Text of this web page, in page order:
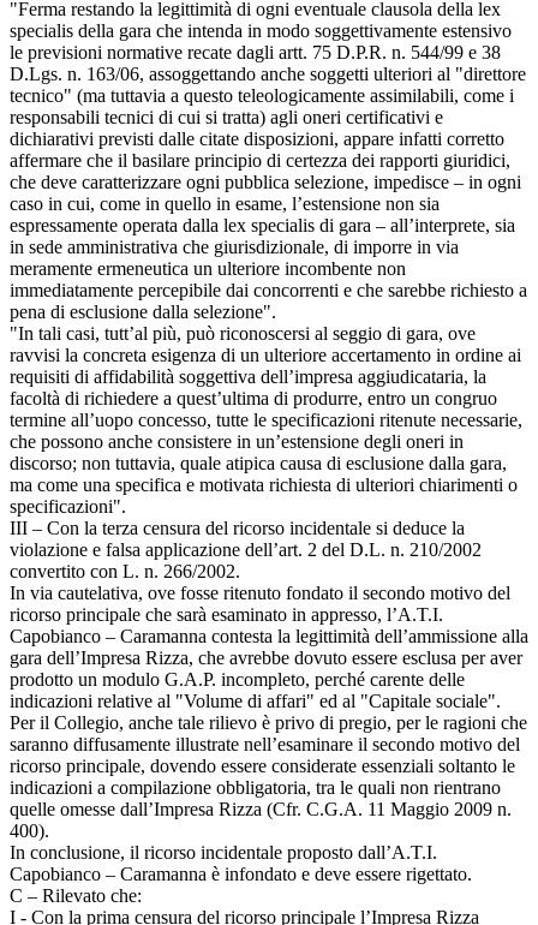
"Ferma restando la legittimità di ogni eventuale clausola della lex
specialis della gara che intenda in modo soggettivamente estensivo
le previsioni normative recate dagli artt. 75 D.P.R. n. 544/99 e 38
D.Lgs. n. 163/06, assoggettando anche soggetti ulteriori al "direttore
tecnico" (ma tuttavia a questo teleologicamente assimilabili, come i
responsabili tecnici di cui si tratta) agli oneri certificativi e
dichiarativi previsti dalle citate disposizioni, appare infatti corretto
affermare che il basilare principio di certezza dei rapporti giuridici,
che deve caratterizzare ogni pubblica selezione, impedisce – in ogni
caso in cui, come in quello in esame, l’estensione non sia
espressamente operata dalla lex specialis di gara – all’interprete, sia
in sede amministrativa che giurisdizionale, di imporre in via
meramente ermeneutica un ulteriore incombente non
immediatamente percepibile dai concorrenti e che sarebbe richiesto a
pena di esclusione dalla selezione".
"In tali casi, tutt’al più, può riconoscersi al seggio di gara, ove
ravvisi la concreta esigenza di un ulteriore accertamento in ordine ai
requisiti di affidabilità soggettiva dell’impresa aggiudicataria, la
facoltà di richiedere a quest’ultima di produrre, entro un congruo
termine all’uopo concesso, tutte le specificazioni ritenute necessarie,
che possono anche consistere in un’estensione degli oneri in
discorso; non tuttavia, quale atipica causa di esclusione dalla gara,
ma come una specifica e motivata richiesta di ulteriori chiarimenti o
specificazioni".
III – Con la terza censura del ricorso incidentale si deduce la
violazione e falsa applicazione dell’art. 2 del D.L. n. 210/2002
convertito con L. n. 266/2002.
In via cautelativa, ove fosse ritenuto fondato il secondo motivo del
ricorso principale che sarà esaminato in appresso, l’A.T.I.
Capobianco – Caramanna contesta la legittimità dell’ammissione alla
gara dell’Impresa Rizza, che avrebbe dovuto essere esclusa per aver
prodotto un modulo G.A.P. incompleto, perché carente delle
indicazioni relative al "Volume di affari" ed al "Capitale sociale".
Per il Collegio, anche tale rilievo è privo di pregio, per le ragioni che
saranno diffusamente illustrate nell’esaminare il secondo motivo del
ricorso principale, dovendo essere considerate essenziali soltanto le
indicazioni a compilazione obbligatoria, tra le quali non rientrano
quelle omesse dall’Impresa Rizza (Cfr. C.G.A. 11 Maggio 2009 n.
400).
In conclusione, il ricorso incidentale proposto dall’A.T.I.
Capobianco – Caramanna è infondato e deve essere rigettato.
C – Rilevato che:
I - Con la prima censura del ricorso principale l’Impresa Rizza